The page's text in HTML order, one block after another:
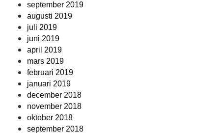
september 2019
augusti 2019
juli 2019
juni 2019
april 2019
mars 2019
februari 2019
januari 2019
december 2018
november 2018
oktober 2018
september 2018